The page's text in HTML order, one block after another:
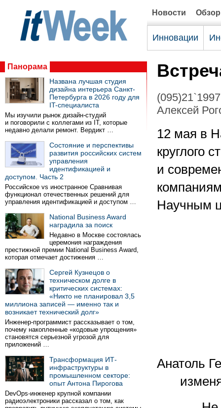
Новости
Инновации
Панорама
Названа лучшая студия
дизайна интерьера Санкт-
Петербурга в 2026 году для
IT-специалиста
Мы изучили рынок дизайн-студий
и поговорили с коллегами из IT, которые
недавно делали ремонт. Вердикт …
Состояние и перспективы
развития российских систем
управления
идентификацией и
доступом. Часть 2
Российское vs иностранное Сравнивая
функционал отечественных решений для
управления идентификацией и доступом …
National Business Award
наградила за поиск
Недавно в Москве состоялась
церемония награждения
престижной премии National Business Award,
которая отмечает достижения …
Сергей Кузнецов о
техническом долге в
критических системах:
«Никто не планировал 3,5
миллиона записей — именно так и
возникает технический долг»
Инженер-программист рассказывает о том,
почему накопленные «кодовые упрощения»
становятся серьезной угрозой для
приложений …
Трансформация ИТ-
инфраструктуры в
промышленном секторе:
опыт Антона Пирогова
DevOps-инженер крупной компании
радиоэлектроники рассказал о том, как
(095)21`1997
Алексей
12 мая в
круглого
и
Научным
Анатоль